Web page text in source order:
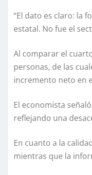
“El dato es claro: la
estatal. No fue el
Al comparar el
personas, de las
incremento neto en
El economista
reflejando una
En cuanto a la
mientras que la